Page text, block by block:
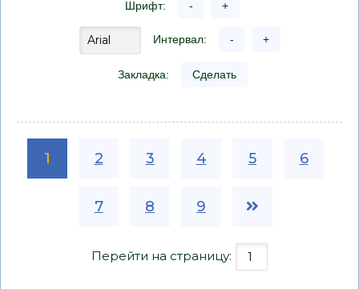
Шрифт: - +
Интервал: - +
Закладка: Сделать
1 2 3 4 5 6
7 8 9
Перейти на страницу: